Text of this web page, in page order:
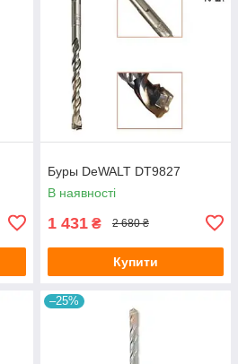
Буры DeWALT DT9827
В наявності
1 431 ₴ 2 680 ₴
Купити
–25%